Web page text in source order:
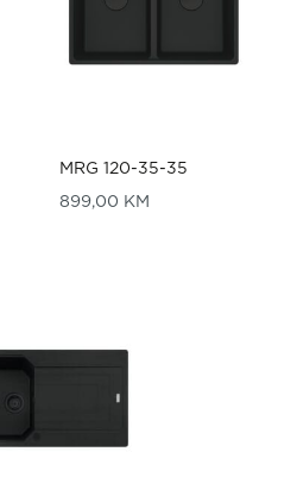
MRG 120-35-35
899,00 KM